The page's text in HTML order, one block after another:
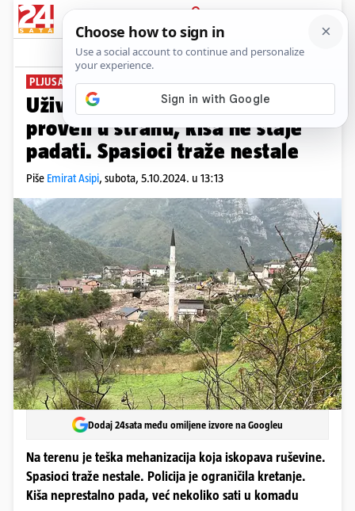
PRIJAVA
News Komentari
PLJUSAK OTEŽAVA SPAŠAVANJE
Uživo iz Jablanice: Mještani noć
proveli u strahu, kiša ne staje
padati. Spasioci traže nestale
Piše Emirat Asipi, subota, 5.10.2024. u 13:13
Dodaj 24sata među omiljene izvore na Googleu
Na terenu je teška mehanizacija koja iskopava ruševine.
Spasioci traže nestale. Policija je ograničila kretanje.
Kiša neprestalno pada, već nekoliko sati u komadu